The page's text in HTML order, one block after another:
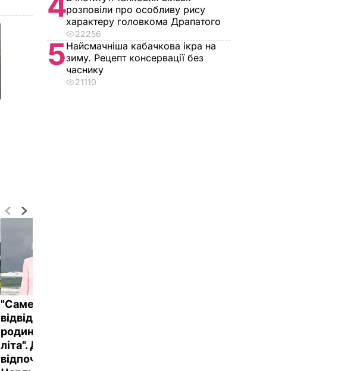
"Саме там його
відвідують члени
родини протягом
літа". Де
відпочивають
розповіли про особливу рису
характеру головкома Драпатого
22256
5Найсмачніша кабачкова ікра на
зиму. Рецепт консервації без
часнику
21110